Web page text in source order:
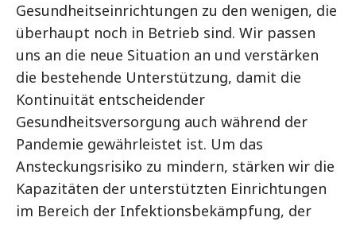
Gesundheitseinrichtungen zu den wenigen, die
überhaupt noch in Betrieb sind. Wir passen
uns an die neue Situation an und verstärken
die bestehende Unterstützung, damit die
Kontinuität entscheidender
Gesundheitsversorgung auch während der
Pandemie gewährleistet ist. Um das
Ansteckungsrisiko zu mindern, stärken wir die
Kapazitäten der unterstützten Einrichtungen
im Bereich der Infektionsbekämpfung, der